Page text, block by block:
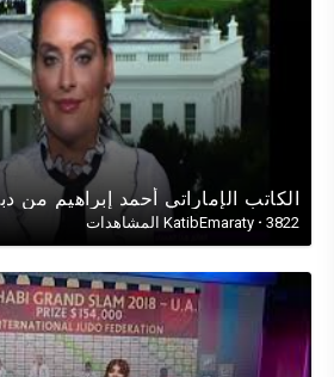
KatibEmaraty · 3822 المشاهدات